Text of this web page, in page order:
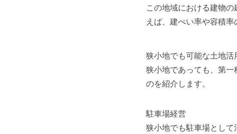
この地域における建物
えば、建ぺい率や容積
狭小地でも可能な土地活
狭小地であっても、第
のを紹介します。
駐車場経営
狭小地でも駐車場として